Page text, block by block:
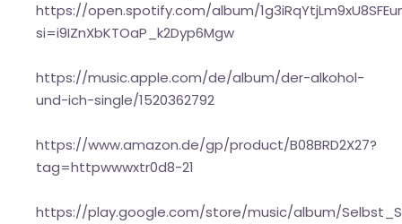
https://open.spotify.com/album/
si=i9IZnXbKTOaP_k2Dyp6Mgw
https://music.apple.com/de/album/der-alkohol-
und-ich-single/1520362792
https://www.amazon.de/gp/product/B08BRD2X27?
tag=httpwwwxtr0d8-21
https://play.google.com/store/music/album/